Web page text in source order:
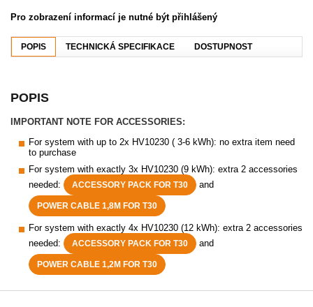
Pro zobrazení informací je nutné být přihlášený
POPIS TECHNICKÁ SPECIFIKACE DOSTUPNOST
POPIS
IMPORTANT NOTE FOR ACCESSORIES:
For system with up to 2x HV10230 ( 3-6 kWh): no extra item need
to purchase
For system with exactly 3x HV10230 (9 kWh): extra 2 accessories
needed:
ACCESSORY PACK FOR T30 and
POWER CABLE 1,8M FOR T30
For system with exactly 4x HV10230 (12 kWh): extra 2 accessories
needed:
ACCESSORY PACK FOR T30 and
POWER CABLE 1,2M FOR T30